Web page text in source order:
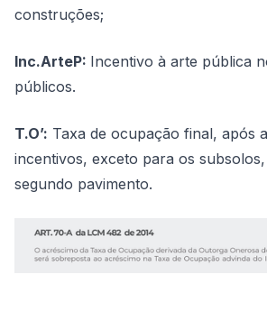
construções;
Inc.ArteP: Incentivo à arte pública
públicos.
T.O’: Taxa de ocupação final, após
incentivos, exceto para os
segundo pavimento.